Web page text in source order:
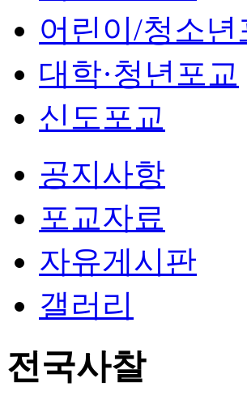
어린이/청소년
대학·청년포교
신도포교
공지사항
포교자료
자유게시판
갤러리
전국사찰